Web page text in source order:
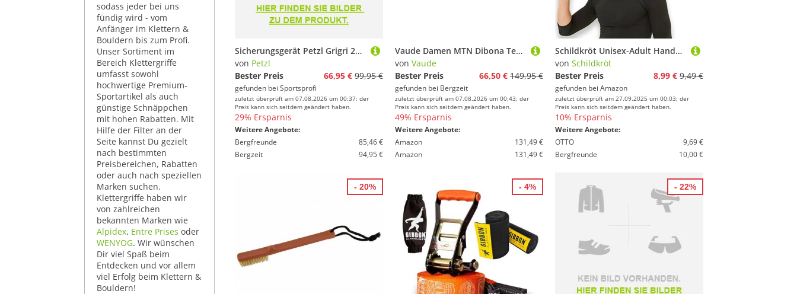
sodass jeder bei uns
fündig wird - vom
Anfänger im Klettern &
Bouldern bis zum Profi.
Unser Sortiment im
Bereich Klettergriffe
umfasst sowohl
hochwertige Premium-
Sportartikel als auch
günstige Schnäppchen
mit hohen Rabatten. Mit
Hilfe der Filter an der
Seite kannst Du gezielt
nach bestimmten
Preisbereichen, Rabatten
oder auch nach speziellen
Marken suchen.
Klettergriffe haben wir
von zahlreichen
bekannten Marken wie
Alpidex, Entre Prises oder
WENYOG. Wir wünschen
Dir viel Spaß beim
Entdecken und vor allem
viel Erfolg beim Klettern &
Bouldern!
Sicherungsgerät Petzl Grigri 2026
von Petzl
Bester Preis
66,95 € 99,95 €
gefunden bei Sportsprofi
zuletzt überprüft am 07.08.2026 um 00:37; der
Preis kann sich seitdem geändert haben.
29% Ersparnis
Weitere Angebote:
Bergfreunde
85,46 €
Bergzeit
94,95 €
Vaude Damen MTN Dibona Tech Schuhe
von Vaude
Bester Preis
66,50 € 149,95 €
gefunden bei Bergzeit
zuletzt überprüft am 07.08.2026 um 00:43; der
Preis kann sich seitdem geändert haben.
49% Ersparnis
Weitere Angebote:
Amazon
131,49 €
Amazon
131,49 €
Schildkröt Unisex-Adult Handmuskeltrainer Pro, Single Pack
von Schildkröt
Bester Preis
8,99 € 9,49 €
gefunden bei Amazon
zuletzt überprüft am 27.09.2025 um 00:03; der
Preis kann sich seitdem geändert haben.
10% Ersparnis
Weitere Angebote:
OTTO
9,69 €
Bergfreunde
10,00 €
- 20% - 4% - 22%